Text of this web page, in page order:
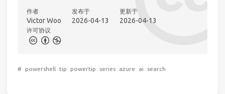
作者
Victor Woo
发布于
2026-04-13
更新于
2026-04-13
许可协议
# powershell tip powertip series azure ai search